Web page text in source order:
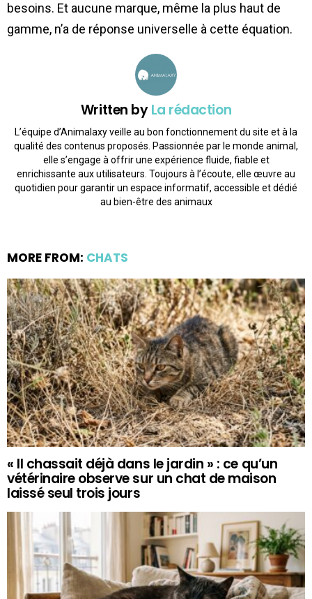
besoins. Et aucune marque, même la plus haut de
gamme, n’a de réponse universelle à cette équation.
Written byLa rédaction
L’équipe d’Animalaxy veille au bon fonctionnement du site et à la
qualité des contenus proposés. Passionnée par le monde animal,
elle s’engage à offrir une expérience fluide, fiable et
enrichissante aux utilisateurs. Toujours à l’écoute, elle œuvre au
quotidien pour garantir un espace informatif, accessible et dédié
au bien-être des animaux
MORE FROM: CHATS
« Il chassait déjà dans le jardin » : ce qu’un
vétérinaire observe sur un chat de maison
laissé seul trois jours